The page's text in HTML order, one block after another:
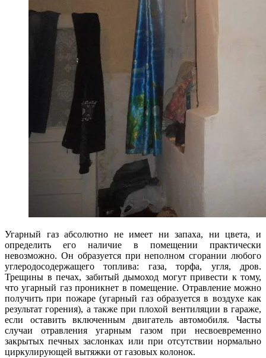
Угарный газ абсолютно не имеет ни запаха, ни цвета, и
определить его наличие в помещении практически
невозможно. Он образуется при неполном сгорании любого
углеродосодержащего топлива: газа, торфа, угля, дров.
Трещины в печах, забитый дымоход могут привести к тому,
что угарный газ проникнет в помещение. Отравление можно
получить при пожаре (угарный газ образуется в воздухе как
результат горения), а также при плохой вентиляции в гараже,
если оставить включенным двигатель автомобиля. Часты
случаи отравления угарным газом при несвоевременно
закрытых печных заслонках или при отсутствии нормально
циркулирующей вытяжки от газовых колонок.